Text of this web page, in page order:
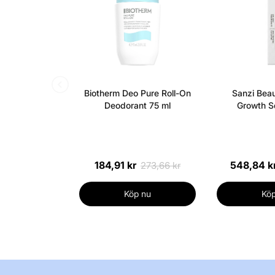
Biotherm Deo Pure Roll-On
Deodorant 75 ml
184,91 kr 273,66 kr
Köp nu
Sanzi
Growth
548,84